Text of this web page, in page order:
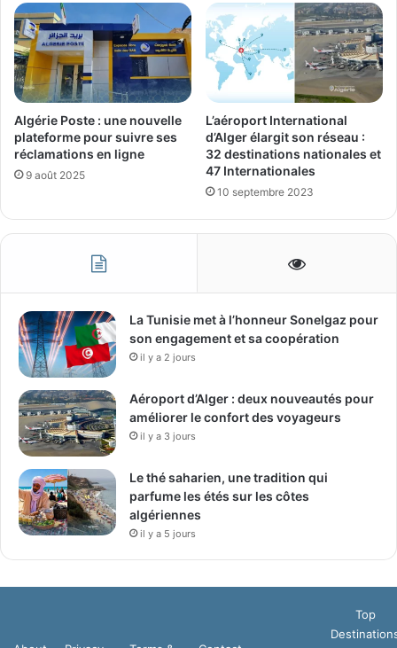
Algérie Poste : une nouvelle
plateforme pour suivre ses
réclamations en ligne
9 août 2025
L’aéroport International
d’Alger élargit son réseau :
32 destinations nationales et
47 Internationales
10 septembre 2023
La Tunisie met à l’honneur Sonelgaz pour
son engagement et sa coopération
il y a 2 jours
Aéroport d’Alger : deux nouveautés pour
améliorer le confort des voyageurs
il y a 3 jours
Le thé saharien, une tradition qui
parfume les étés sur les côtes
algériennes
il y a 5 jours
Top